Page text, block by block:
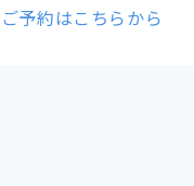
予約はこちらから